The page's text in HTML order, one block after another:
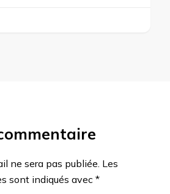
ne sera pas publiée. Les
sont indiqués avec *